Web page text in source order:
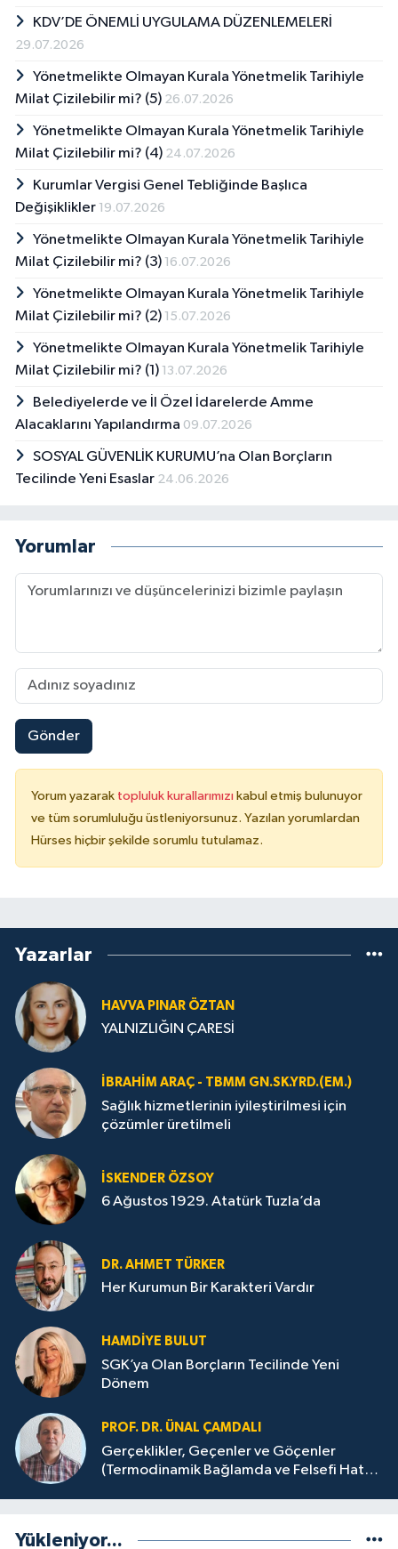
KDV’DE ÖNEMLİ UYGULAMA DÜZENLEMELERİ
29.07.2026
Yönetmelikte Olmayan Kurala Yönetmelik Tarihiyle
Milat Çizilebilir mi? (5) 26.07.2026
Yönetmelikte Olmayan Kurala Yönetmelik Tarihiyle
Milat Çizilebilir mi? (4) 24.07.2026
Kurumlar Vergisi Genel Tebliğinde Başlıca
Değişiklikler 19.07.2026
Yönetmelikte Olmayan Kurala Yönetmelik Tarihiyle
Milat Çizilebilir mi? (3) 16.07.2026
Yönetmelikte Olmayan Kurala Yönetmelik Tarihiyle
Milat Çizilebilir mi? (2) 15.07.2026
Yönetmelikte Olmayan Kurala Yönetmelik Tarihiyle
Milat Çizilebilir mi? (1) 13.07.2026
Belediyelerde ve İl Özel İdarelerde Amme
Alacaklarını Yapılandırma 09.07.2026
SOSYAL GÜVENLİK KURUMU’na Olan Borçların
Tecilinde Yeni Esaslar 24.06.2026
Yorumlar
Gönder
Yorum yazarak topluluk kurallarımızı kabul etmiş bulunuyor
ve tüm sorumluluğu üstleniyorsunuz. Yazılan yorumlardan
Hürses hiçbir şekilde sorumlu tutulamaz.
Yazarlar
HAVVA PINAR ÖZTAN
YALNIZLIĞIN ÇARESİ
İBRAHIM ARAÇ - TBMM GN.SK.YRD.(EM.)
Sağlık hizmetlerinin iyileştirilmesi için
çözümler üretilmeli
İSKENDER ÖZSOY
6 Ağustos 1929. Atatürk Tuzla’da
DR. AHMET TÜRKER
Her Kurumun Bir Karakteri Vardır
HAMDIYE BULUT
SGK’ya Olan Borçların Tecilinde Yeni
Dönem
PROF. DR. ÜNAL ÇAMDALI
Gerçeklikler, Geçenler ve Göçenler
(Termodinamik Bağlamda ve Felsefi Hatta
Yükleniyor...